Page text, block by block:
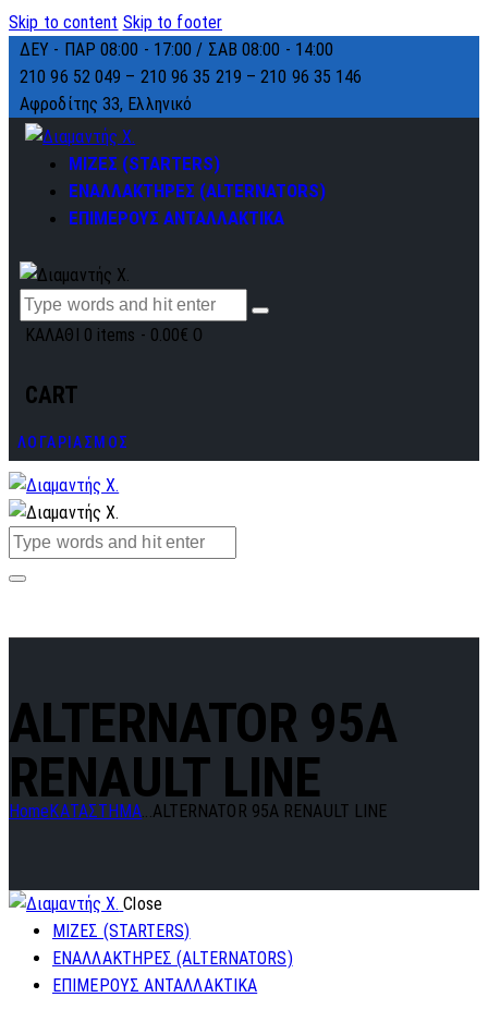
Skip to content Skip to footer
ΔΕΥ - ΠΑΡ 08:00 - 17:00 / ΣΑΒ 08:00 - 14:00
210 96 52 049 – 210 96 35 219 –210 96 35 146
Αφροδίτης 33, Ελληνικό
ΜΙΖΕΣ (STARTERS)
ΕΝΑΛΛΑΚΤΗΡΕΣ (ALTERNATORS)
ΕΠΙΜΕΡΟΥΣ ΑΝΤΑΛΛΑΚΤΙΚΑ
ΚΑΛΑΘΙ 0 items - 0.00€ 0
CART
ΛΟΓΑΡΙΑΣΜΟΣ
ALTERNATOR 95A
RENAULT LINE
Home ΚΑΤΑΣΤΗΜΑ...ALTERNATOR 95A RENAULT LINE
Close
ΜΙΖΕΣ (STARTERS)
ΕΝΑΛΛΑΚΤΗΡΕΣ (ALTERNATORS)
ΕΠΙΜΕΡΟΥΣ ΑΝΤΑΛΛΑΚΤΙΚΑ